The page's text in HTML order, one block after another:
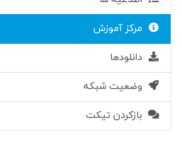
مرکز آموزش
دانلودها
وضعیت شبکه
بازکردن تیکت